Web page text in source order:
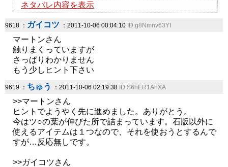
ネタバレ内容を表示
9618 ： ガイコツ ：2011-10-06 00:04:10 ID:g8Nmnv63YI
マートンさん
触りまくっていますが
さっぱりわかりません
もう少しヒント下さい
9619 ： ちゅう ：2011-10-06 02:19:38 ID:S6hER1AhXA
>>マートンさん
ヒントでようやく先に進めました。ありがとう。
今はツ○の葉が伸びた所で詰まっています。石版以外に
使えるアイテムは１つなので、それを使おうとするんで
すが…反応無しです。
>>ガイコツさん